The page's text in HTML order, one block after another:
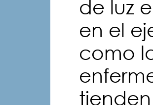
de luz
en el
como